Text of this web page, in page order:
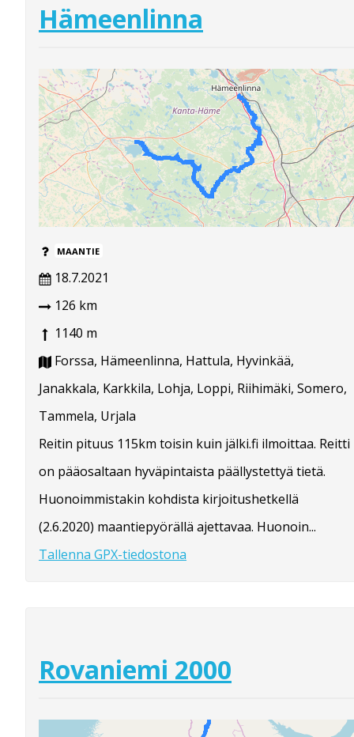
Hämeenlinna
MAANTIE
18.7.2021
126 km
1140 m
Forssa, Hämeenlinna, Hattula, Hyvinkää,
Janakkala, Karkkila, Lohja, Loppi, Riihimäki, Somero,
Tammela, Urjala
Reitin pituus 115km toisin kuin jälki.fi ilmoittaa. Reitti
on pääosaltaan hyväpintaista päällystettyä tietä.
Huonoimmistakin kohdista kirjoitushetkellä
(2.6.2020) maantiepyörällä ajettavaa. Huonoin...
Tallenna GPX-tiedostona
Rovaniemi 2000